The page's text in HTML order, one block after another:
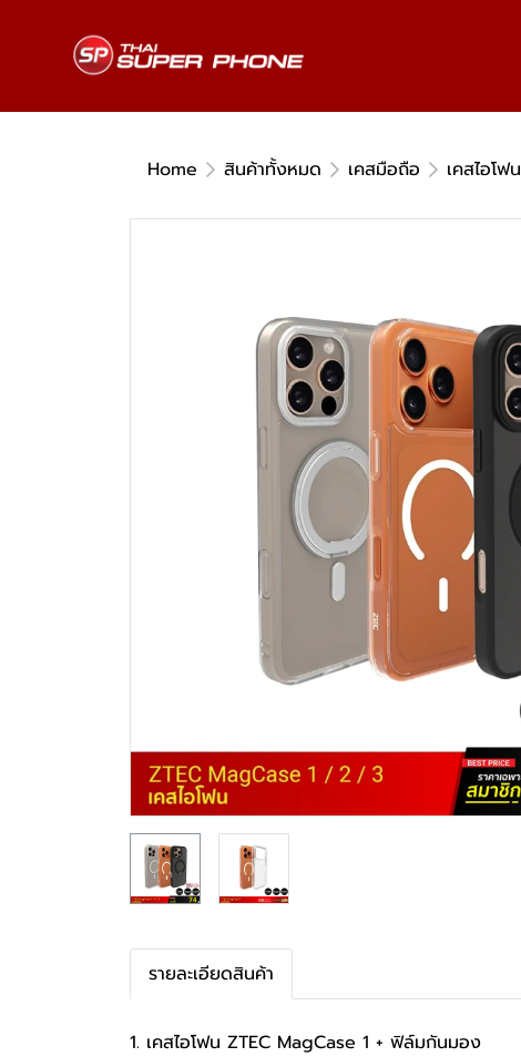
Home สินค้าทั้งหมด เคสมือถือ เคสไอโฟน
รายละเอียดสินค้า
1. เคสไอโฟน ZTEC MagCase 1 + ฟิล์มกันมอง